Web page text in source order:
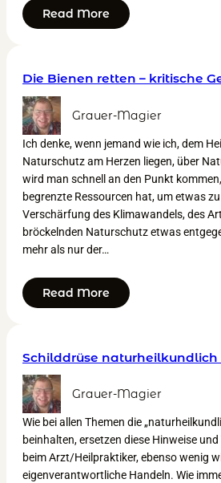
Read More
Die Bienen retten – kritische
Grauer-Magier
Ich denke, wenn jemand wie ich, dem
Naturschutz am Herzen liegen, über
wird man schnell an den Punkt
begrenzte Ressourcen hat, um etwas
Verschärfung des Klimawandels, des
bröckelnden Naturschutz etwas
mehr als nur der…
Read More
Schilddrüse
Grauer-Magier
Wie bei allen Themen die
beinhalten, ersetzen diese Hinweise
beim Arzt/Heilpraktiker, ebenso wenig
eigenverantwortliche Handeln. Wie